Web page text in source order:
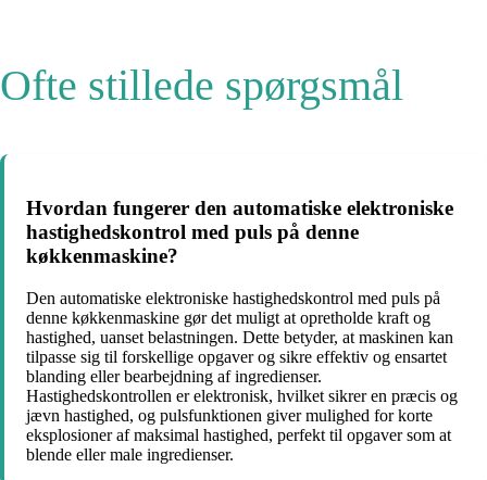
Ofte stillede spørgsmål
Hvordan fungerer den automatiske elektroniske
hastighedskontrol med puls på denne
køkkenmaskine?
Den automatiske elektroniske hastighedskontrol med puls på
denne køkkenmaskine gør det muligt at opretholde kraft og
hastighed, uanset belastningen. Dette betyder, at maskinen kan
tilpasse sig til forskellige opgaver og sikre effektiv og ensartet
blanding eller bearbejdning af ingredienser.
Hastighedskontrollen er elektronisk, hvilket sikrer en præcis og
jævn hastighed, og pulsfunktionen giver mulighed for korte
eksplosioner af maksimal hastighed, perfekt til opgaver som at
blende eller male ingredienser.